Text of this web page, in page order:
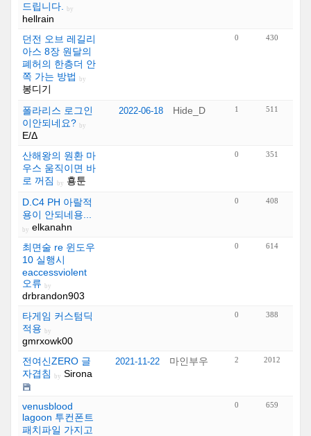
드립니다.
by
hellrain
던전 오브 레길리
아스 8장 원달의
폐허의 한층더 안
쪽 가는 방법
by
봉디기
0 430
폴라리스 로그인
이안되네요? by
Ε/Δ
2022-06-18 Hide_D 1 511
산해왕의 원환 마
우스 움직이면 바
로 꺼짐
by 횽툰
0 351
D.C4 PH 아랄적
용이 안되네용...
by elkanahn
0 408
최면술 re 윈도우
10 실행시
eaccessviolent
오류
by
drbrandon903
0 614
타게임 커스텀딕
적용
by
gmrxowk00
0 388
전여신ZERO 글
자겹침
by Sirona
2021-11-22 마인부우 2 2012
venusblood
lagoon 투컨폰트
패치파일 가지고
0 659